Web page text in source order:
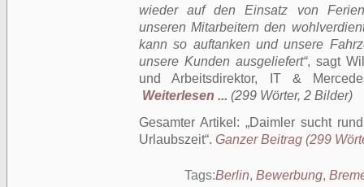
wieder auf den Einsatz von
unseren Mitarbeitern den
kann so auftanken und unsere
unsere Kunden ausgeliefert“, sagt
und Arbeitsdirektor, IT &
Weiterlesen ... (299 Wörter, 2 Bilder)
Gesamter Artikel:
Daimler sucht
Urlaubszeit . Ganzer Beitrag (299
Tags:Berlin, Bewerbung,